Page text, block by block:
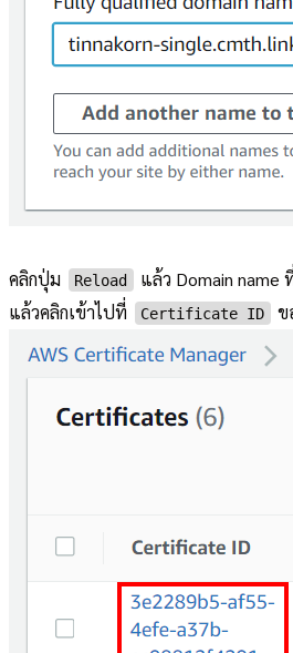
คลิกปุ่ม Reload
แล้ว Domain name
แล้วคลิกเข้าไปที่
Certificate ID ข